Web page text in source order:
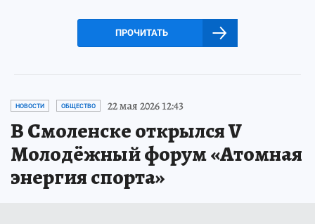
ПРОЧИТАТЬ
НОВОСТИ ОБЩЕСТВО 22 мая 2026 12:43
В Смоленске открылся V
Молодёжный форум «Атомная
энергия спорта»